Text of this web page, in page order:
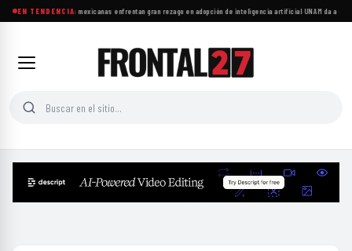
EN TENDENCIA
Las microempresas mexicanas enfrentan gran rezago en adopción de inteligencia artificial·UNAM da a